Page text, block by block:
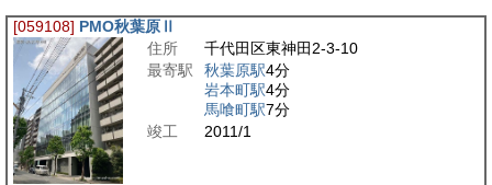
[059108] PMO秋葉原Ⅱ
住所
千代田区東神田2-3-10
最寄駅
秋葉原駅4分
岩本町駅4分
馬喰町駅7分
竣工
2011/1